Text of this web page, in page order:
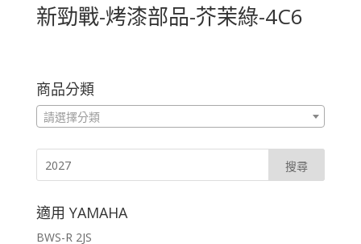
新勁戰-烤漆部品-芥茉綠-4C6
商品分類
請選擇分類
適用 YAMAHA
BWS-R 2JS